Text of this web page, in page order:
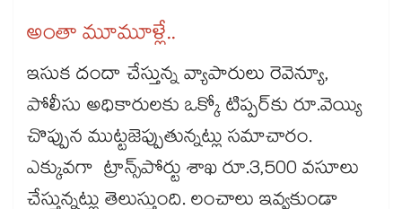
అంతా మూమూళ్లే..
ఇసుక దందా చేస్తున్న వ్యాపారులు రెవెన్యూ,
పోలీసు అధికారులకు ఒక్కో టిప్పర్​కు రూ.వెయ్యి
చొప్పున ముట్టజెప్పుతున్నట్లు సమాచారం.
ఎక్కువగా ట్రాన్స్​పోర్టు శాఖ రూ.3​,500 వసూలు
చేస్తున్నట్లు తెలుస్తుంది. లంచాలు ఇవ్వకుండా